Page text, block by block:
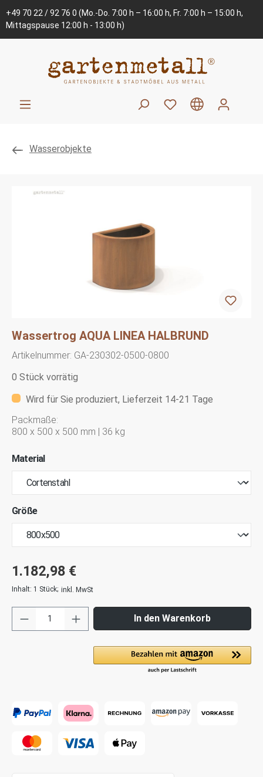
+49 70 22 / 92 76 0 (Mo.-Do. 7:00 h – 16:00 h, Fr. 7:00 h – 15:00 h,
Mittagspause 12:00 h - 13:00 h)
Wasserobjekte
Wassertrog AQUA LINEA HALBRUND
Artikelnummer: GA-230302-0500-0800
0 Stück vorrätig
Wird für Sie produziert, Lieferzeit 14-21 Tage
Packmaße:
800 x 500 x 500 mm | 36 kg
Material
Größe
1.182,98 €
Inhalt: 1 Stück; inkl. MwSt
In den Warenkorb